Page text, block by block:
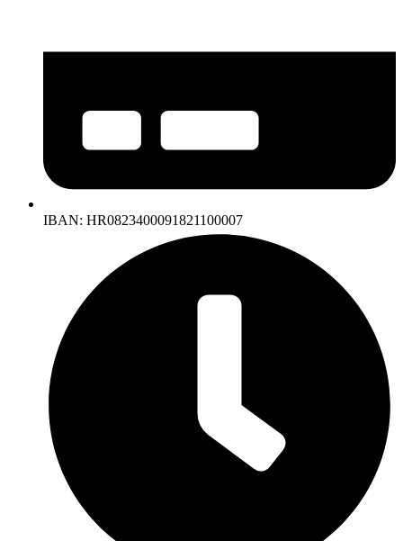
IBAN: HR0823400091821100007